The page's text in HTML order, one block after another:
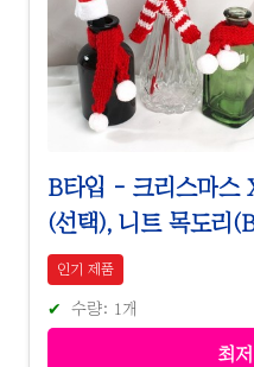
B타입 - 크리스마스
(선택), 니트 목도리
인기 제품
수량: 1개
최